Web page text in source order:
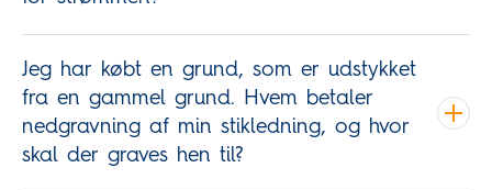
Jeg har købt en grund, som er udstykket
fra en gammel grund. Hvem betaler
nedgravning af min stikledning, og hvor
skal der graves hen til?